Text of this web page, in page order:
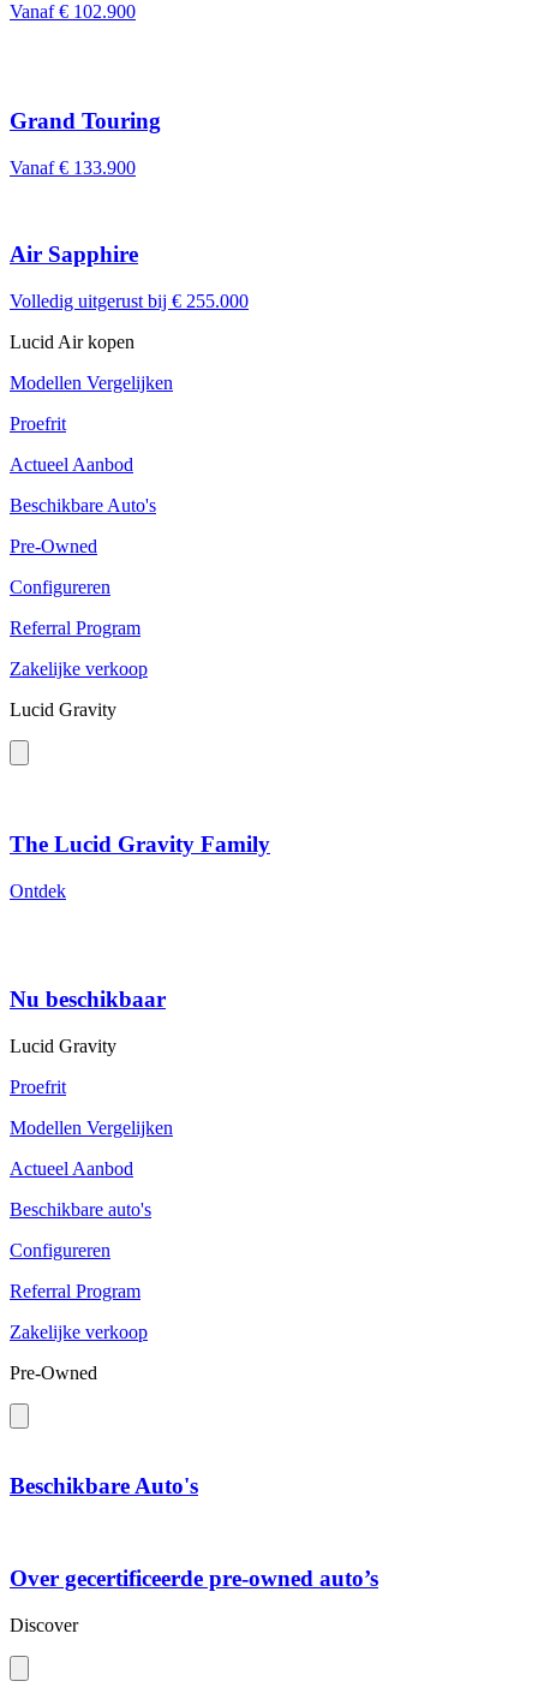
Vanaf € 102.900
Grand Touring
Vanaf € 133.900
Air Sapphire
Volledig uitgerust bij € 255.000
Lucid Air kopen
Modellen Vergelijken
Proefrit
Actueel Aanbod
Beschikbare Auto's
Pre-Owned
Configureren
Referral Program
Zakelijke verkoop
Lucid Gravity
The Lucid Gravity Family
Ontdek
Nu beschikbaar
Lucid Gravity
Proefrit
Modellen Vergelijken
Actueel Aanbod
Beschikbare auto's
Configureren
Referral Program
Zakelijke verkoop
Pre-Owned
Beschikbare Auto's
Over gecertificeerde pre-owned auto’s
Discover